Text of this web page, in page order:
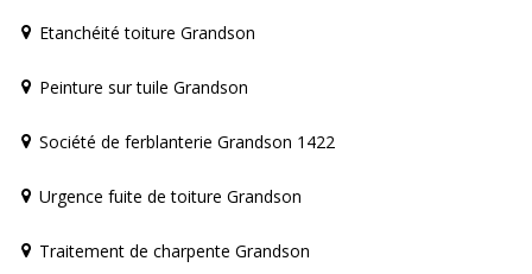
Etanchéité toiture Grandson
Peinture sur tuile Grandson
Société de ferblanterie Grandson 1422
Urgence fuite de toiture Grandson
Traitement de charpente Grandson